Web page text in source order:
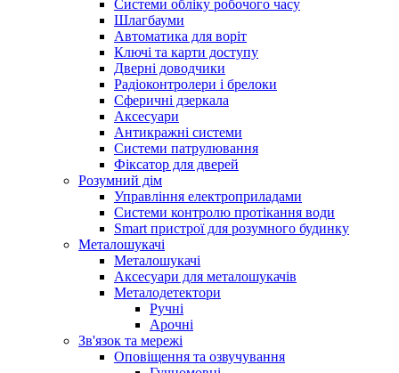
Системи обліку робочого часу
Шлагбауми
Автоматика для воріт
Ключі та карти доступу
Дверні доводчики
Радіоконтролери і брелоки
Сферичні дзеркала
Аксесуари
Антикражні системи
Системи патрулювання
Фіксатор для дверей
Розумний дім
Управління електроприладами
Системи контролю протікання води
Smart пристрої для розумного будинку
Металошукачі
Металошукачі
Аксесуари для металошукачів
Металодетектори
Ручні
Арочні
Зв'язок та мережі
Оповіщення та озвучування